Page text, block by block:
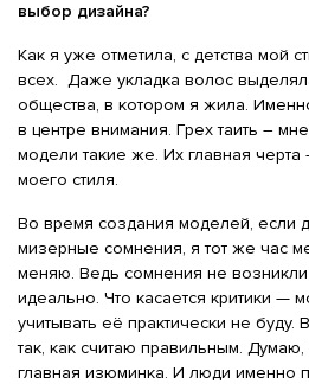
выбор дизайна?
Как я уже отметила, с детства мой
всех. Даже укладка волос
общества, в котором я жила.
в центре внимания. Грех таить –
модели такие же. Их главная черта
моего стиля.
Во время создания моделей, если
мизерные сомнения, я тот же час
меняю. Ведь сомнения не
идеально. Что касается критики —
учитывать её практически не буду.
так, как считаю правильным.
главная изюминка. И люди именно